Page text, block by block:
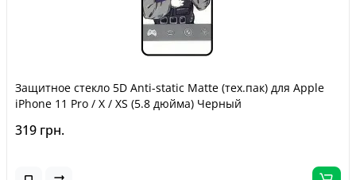
Защитное стекло 5D Anti-static Matte (тех.пак) для Apple
iPhone 11 Pro / X / XS (5.8 дюйма) Черный
319 грн.